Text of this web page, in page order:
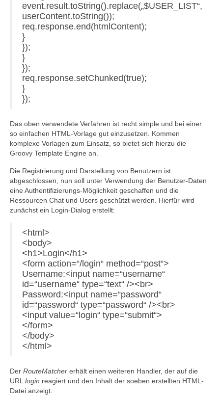
event.result.toString().replace(„$USER_LIST“,
userContent.toString());
req.response.end(htmlContent);
}
});
}
});
req.response.setChunked(true);
}
});
Das oben verwendete Verfahren ist recht simple und bei einer
so einfachen HTML-Vorlage gut einzusetzen. Kommen
komplexe Vorlagen zum Einsatz, so bietet sich hierzu die
Groovy Template Engine an.
Die Registrierung und Darstellung von Benutzern ist
abgeschlossen, nun soll unter Verwendung der Benutzer-Daten
eine Authentifizierungs-Möglichkeit geschaffen und die
Ressourcen Chat und Users geschützt werden. Hierfür wird
zunächst ein Login-Dialog erstellt:
<html>
<body>
<h1>Login</h1>
<form action=“/login“ method=“post“>
Username:<input name=“username“
id=“username“ type=“text“ /><br>
Password:<input name=“password“
id=“password“ type=“password“ /><br>
<input value=“login“ type=“submit“>
</form>
</body>
</html>
Der RouteMatcher erhält einen weiteren Handler, der auf die
URL login reagiert und den Inhalt der soeben erstellten HTML-
Datei anzeigt: